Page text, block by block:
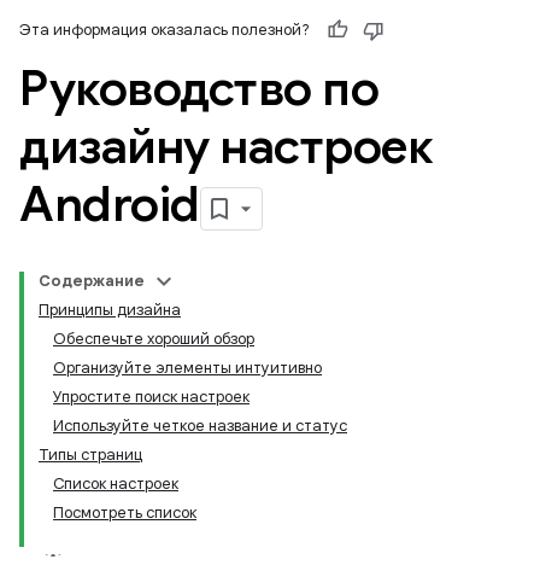
Эта информация оказалась полезной?
Руководство по
дизайну настроек
Android
Содержание
Принципы дизайна
Обеспечьте хороший обзор
Организуйте элементы интуитивно
Упростите поиск настроек
Используйте четкое название и статус
Типы страниц
Список настроек
Посмотреть список